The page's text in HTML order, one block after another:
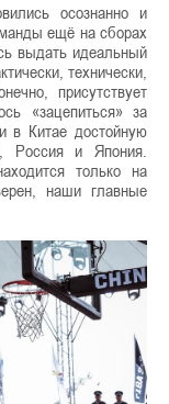
осознанно и
ещё на сборах
выдать идеальный
технически,
присутствует
«зацепиться» за
в Китае достойную
Россия и Япония.
только на
наши главные